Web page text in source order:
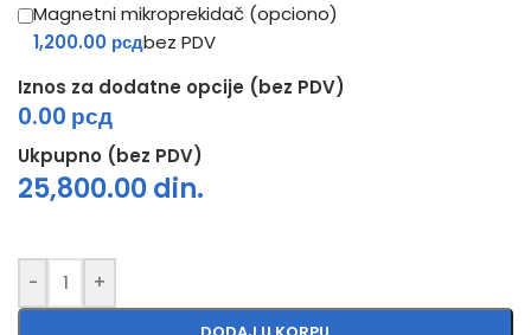
Magnetni mikroprekidač (opciono)
1,200.00 рсдbez PDV
Iznos za dodatne opcije (bez PDV)
0.00 рсд
Ukpupno (bez PDV)
25,800.00din.
- +